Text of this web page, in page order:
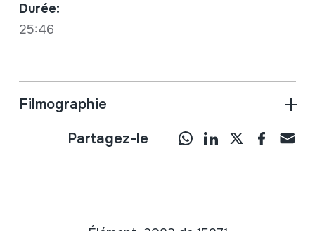
Durée:
25:46
Filmographie
Partagez-le